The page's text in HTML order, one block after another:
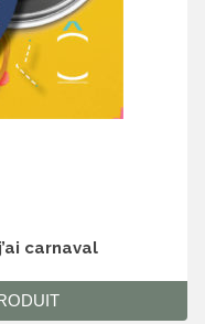
carnaval